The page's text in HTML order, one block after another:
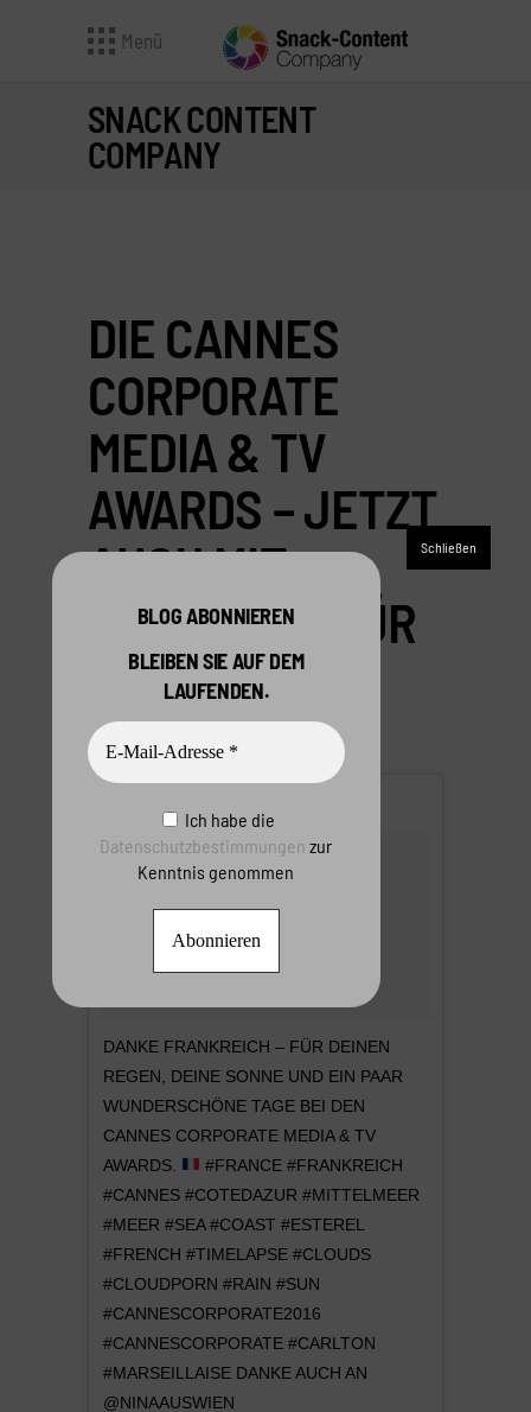
Menü
SNACK CONTENT
COMPANY
DIE CANNES
CORPORATE
MEDIA & TV
AWARDS – JETZT
AUCH MIT
KATEGORIE FÜR
SNACK-
CONTENT
DANKE FRANKREICH – FÜR DEINEN
REGEN, DEINE SONNE UND EIN PAAR
WUNDERSCHÖNE TAGE BEI DEN
CANNES CORPORATE MEDIA & TV
AWARDS.
#FRANCE #FRANKREICH
#CANNES #COTEDAZUR #MITTELMEER
#MEER #SEA #COAST #ESTEREL
#FRENCH #TIMELAPSE #CLOUDS
#CLOUDPORN #RAIN #SUN
#CANNESCORPORATE2016
#CANNESCORPORATE #CARLTON
#MARSEILLAISE DANKE AUCH AN
@NINAAUSWIEN
BLOG ABONNIEREN
BLEIBEN SIE AUF DEM
LAUFENDEN.
Ich habe die
Datenschutzbestimmungen zur
Kenntnis genommen